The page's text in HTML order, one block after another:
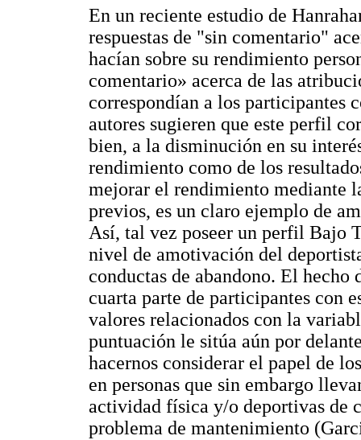
En un reciente estudio de
respuestas de "sin comentario"
hacían sobre su rendimiento
comentario» acerca de las
correspondían a los participantes
autores sugieren que este perfil
bien, a la disminución en su
rendimiento como de los
mejorar el rendimiento mediante
previos, es un claro ejemplo de
Así, tal vez poseer un perfil Bajo
nivel de amotivación del
conductas de abandono. El hecho
cuarta parte de participantes con
valores relacionados con la
puntuación le sitúa aún por
hacernos considerar el papel de
en personas que sin embargo
actividad física y/o deportivas de
problema de mantenimiento